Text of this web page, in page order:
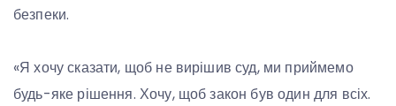
безпеки.
«Я хочу сказати, щоб не вирішив суд, ми приймемо
будь-яке рішення. Хочу, щоб закон був один для всіх.